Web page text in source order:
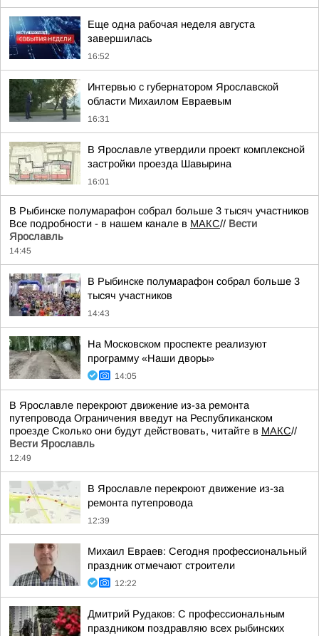
Еще одна рабочая неделя августа
завершилась
16:52
Интервью с губернатором Ярославской
области Михаилом Евраевым
16:31
В Ярославле утвердили проект комплексной
застройки проезда Шавырина
16:01
В Рыбинске полумарафон собрал больше 3 тысяч участников
Все подробности - в нашем канале в МАКС// Вести
Ярославль
14:45
В Рыбинске полумарафон собрал больше 3
тысяч участников
14:43
На Московском проспекте реализуют
программу «Наши дворы»
14:05
В Ярославле перекроют движение из-за ремонта
путепровода Ограничения введут на Республиканском
проезде Сколько они будут действовать, читайте в МАКС//
Вести Ярославль
12:49
В Ярославле перекроют движение из-за
ремонта путепровода
12:39
Михаил Евраев: Сегодня профессиональный
праздник отмечают строители
12:22
Дмитрий Рудаков: С профессиональным
праздником поздравляю всех рыбинских